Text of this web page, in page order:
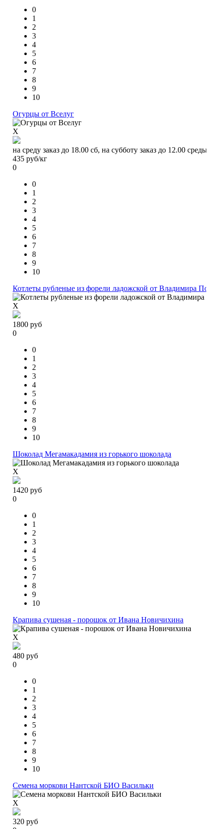
0
1
2
3
4
5
6
7
8
9
10
Огурцы от Вселуг
X
на среду заказ до 18.00 сб, на субботу заказ до 12.00 среды
435 руб/кг
0
0
1
2
3
4
5
6
7
8
9
10
Котлеты рубленые из форели ладожской от Владимира
X
1800 руб
0
0
1
2
3
4
5
6
7
8
9
10
Шоколад Мегамакадамия из горького шоколада
X
1420 руб
0
0
1
2
3
4
5
6
7
8
9
10
Крапива сушеная - порошок от Ивана Новичихина
X
480 руб
0
0
1
2
3
4
5
6
7
8
9
10
Семена моркови Нантской БИО Васильки
X
320 руб